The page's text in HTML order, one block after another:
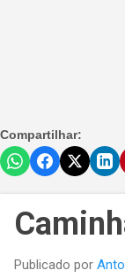
Compartilhar:
Publicado por